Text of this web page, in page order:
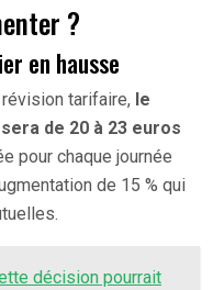
?
en hausse
tarifaire, le
de 20 à 23 euros
pour chaque journée
de 15 % qui
décision pourrait